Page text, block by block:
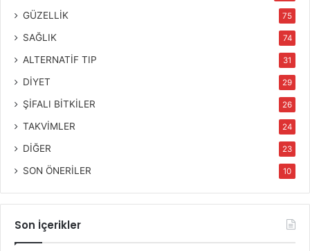
GÜZELLİK 75
SAĞLIK 74
ALTERNATİF TIP 31
DİYET 29
ŞİFALI BİTKİLER 26
TAKVİMLER 24
DİĞER 23
SON ÖNERİLER 10
Son İçerikler